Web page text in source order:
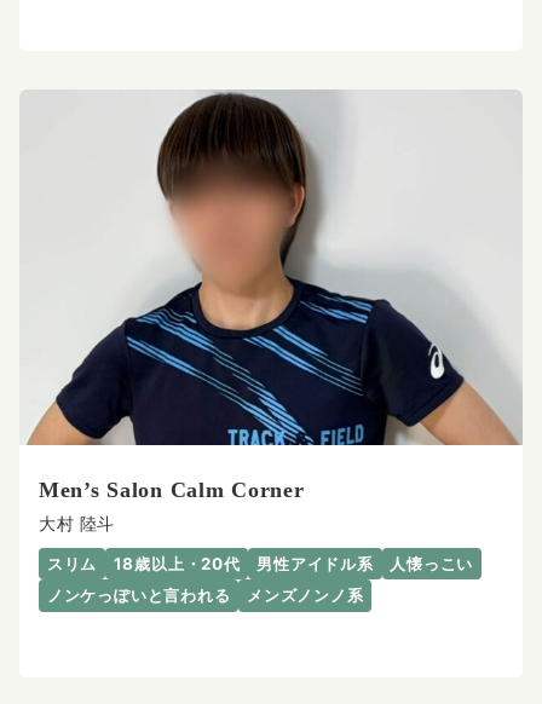
Men’s Salon Calm Corner
大村 陸斗
スリム 18歳以上・20代 男性アイドル系
人懐っこい
ノンケっぽいと言われる
メンズノンノ系